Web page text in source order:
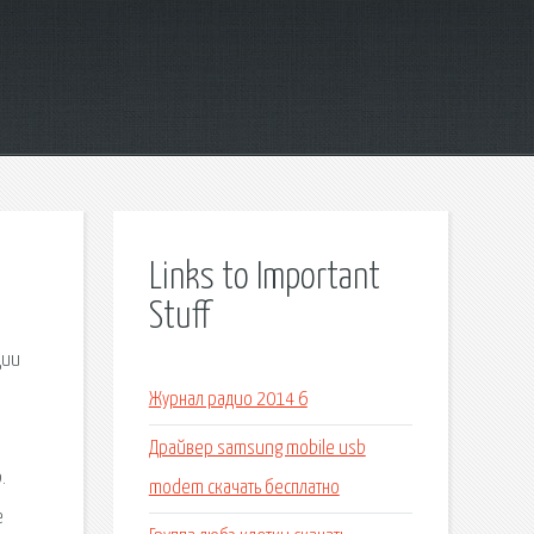
Links to Important
Stuff
Журнал радио 2014 6
Драйвер samsung mobile usb
modem скачать бесплатно